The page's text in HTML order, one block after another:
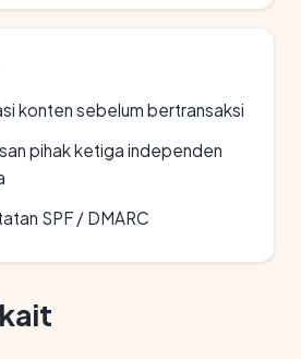
konten sebelum bertransaksi
pihak ketiga independen
SPF / DMARC